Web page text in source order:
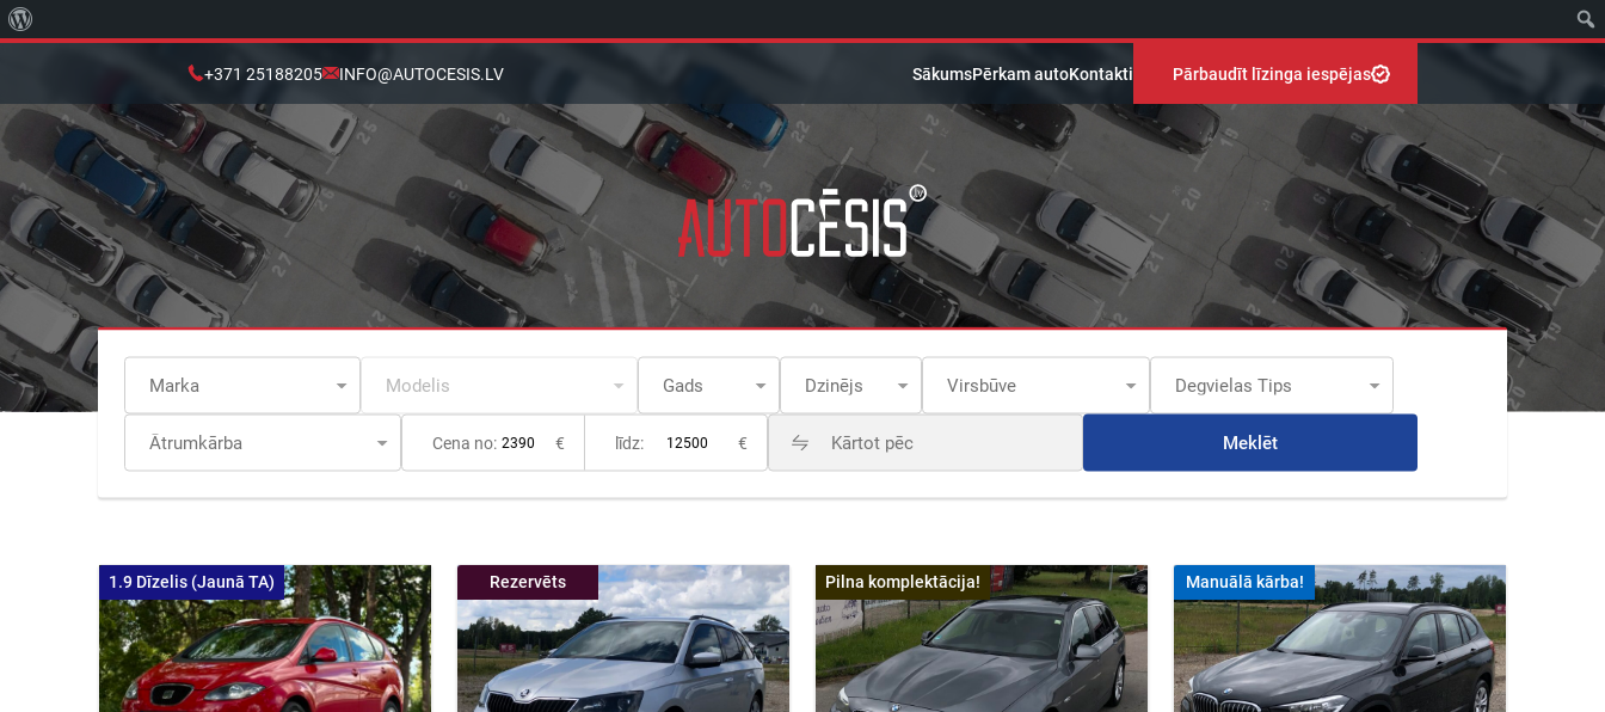
+371 25188205 INFO@AUTOCESIS.LV SākumsPērkam autoKontakti Pārbaudīt līzinga iespējas
Cena no: € līdz: € Meklēt
1.9 Dīzelis (Jaunā TA) Rezervēts Pilna komplektācija! Manuālā kārba!